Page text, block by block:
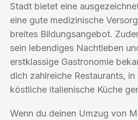
Stadt bietet eine
eine gute medizinische
breites Bildungsangebot.
sein lebendiges Nachtleben
erstklassige Gastronomie
dich zahlreiche Restaurants,
köstliche italienische Küche
Wenn du deinen Umzug von